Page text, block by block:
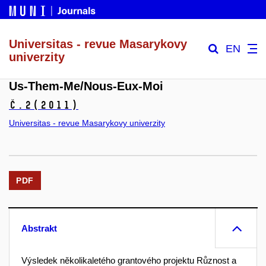
Universitas - revue Masarykovy
univerzity
EN
Us-Them-Me/Nous-Eux-Moi
č.2 (2011)
Universitas - revue Masarykovy univerzity
PDF
Abstrakt
Výsledek několikaletého grantového projektu Různost a